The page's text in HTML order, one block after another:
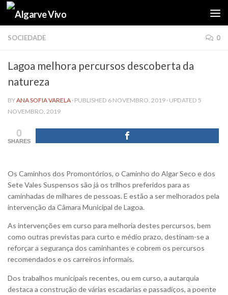
Skip to content
SOCIEDADE 0
Lagoa melhora percursos descoberta da
natureza
BYANA SOFIA VARELA · PUBLISHED 6 NOVEMBRO, 2019 · UPDATED 5
NOVEMBRO, 2019
0
SHARES
Os Caminhos dos Promontórios, o Caminho do Algar Seco e dos
Sete Vales Suspensos são já os trilhos preferidos para as
caminhadas de milhares de pessoas. E estão a ser melhorados pela
intervenção da Câmara Municipal de Lagoa.
As intervenções em curso para melhoria destes percursos, bem
como outras previstas para curto e médio prazo, destinam-se a
reforçar a segurança dos caminhantes e cobrem os percursos
recomendados e os carreiros informais.
Dos trabalhos municipais recentes, ou em curso, a autarquia
destaca a construção de várias escadarias e passadiços, a poente